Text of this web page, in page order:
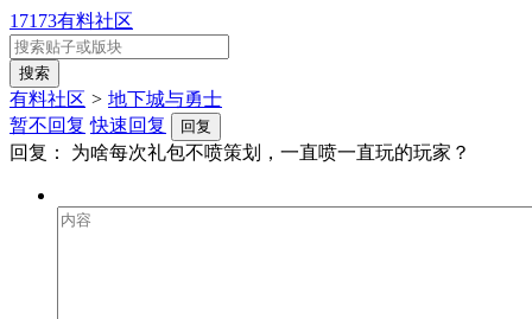
17173有料社区
有料社区 > 地下城与勇士
暂不回复 快速回复 回复
回复： 为啥每次礼包不喷策划，一直喷一直玩的玩家？